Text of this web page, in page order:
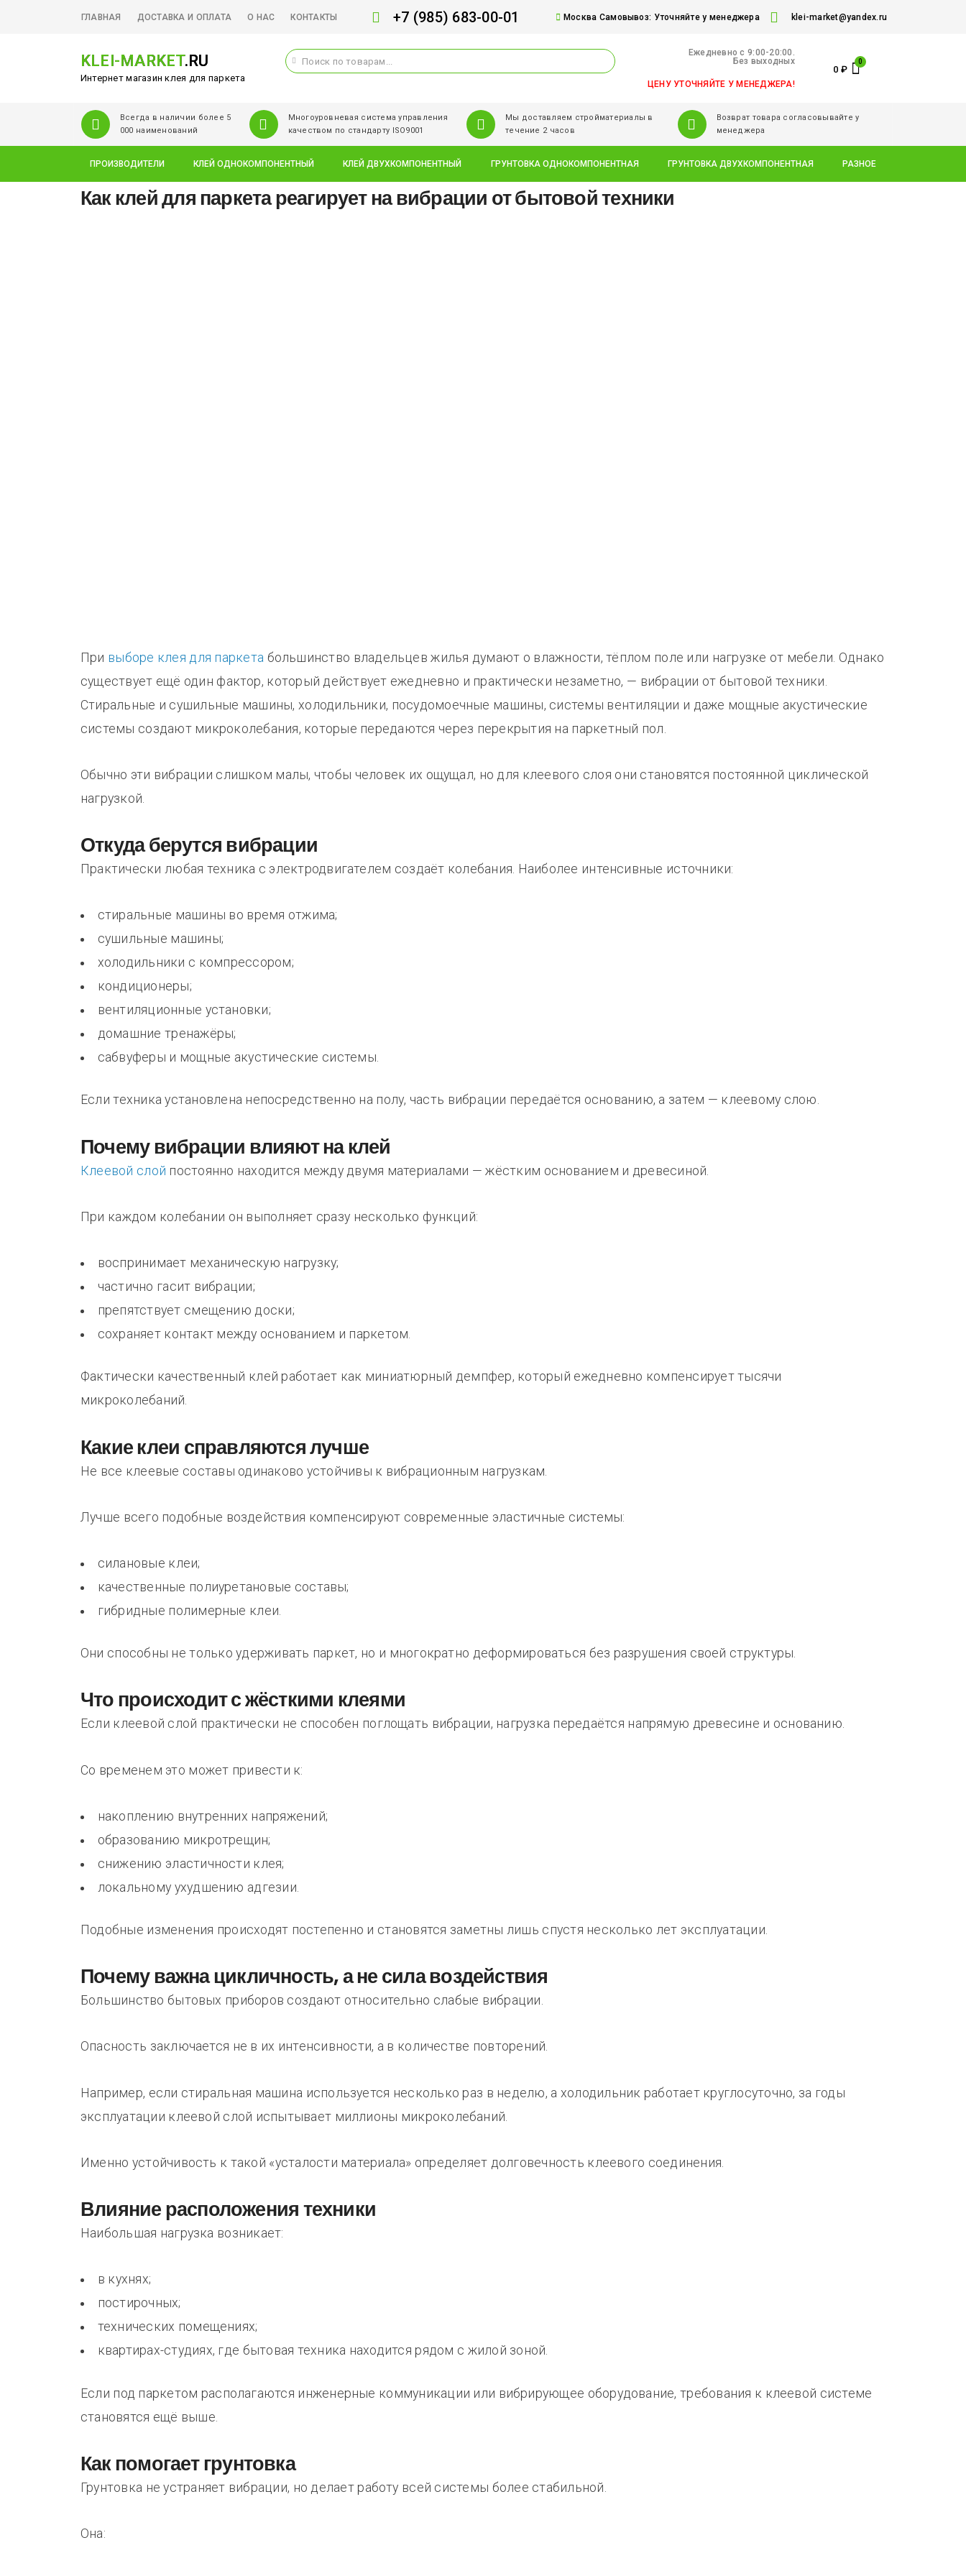
ГЛАВНАЯ ДОСТАВКА И ОПЛАТА О НАС КОНТАКТЫ +7 (985) 683-00-01 Москва Самовывоз: Уточняйте у менеджера klei-market@yandex.ru
KLEI-MARKET.RU
Интернет магазин клея для паркета
Ежедневно c 9:00-20:00.
Без выходных
ЦЕНУ УТОЧНЯЙТЕ У МЕНЕДЖЕРА!
0₽
Всегда в наличии более 5
000 наименований
Многоуровневая система управления
качеством по стандарту ISO9001
Мы доставляем стройматериалы в
течение 2 часов
Возврат товара согласовывайте у
менеджера
ПРОИЗВОДИТЕЛИ КЛЕЙ ОДНОКОМПОНЕНТНЫЙ КЛЕЙ ДВУХКОМПОНЕНТНЫЙ ГРУНТОВКА ОДНОКОМПОНЕНТНАЯ ГРУНТОВКА ДВУХКОМПОНЕНТНАЯ РАЗНОЕ
Как клей для паркета реагирует на вибрации от бытовой техники
При выборе клея для паркета большинство владельцев жилья думают о влажности, тёплом поле или нагрузке от мебели. Однако
существует ещё один фактор, который действует ежедневно и практически незаметно, — вибрации от бытовой техники.
Стиральные и сушильные машины, холодильники, посудомоечные машины, системы вентиляции и даже мощные акустические
системы создают микроколебания, которые передаются через перекрытия на паркетный пол.
Обычно эти вибрации слишком малы, чтобы человек их ощущал, но для клеевого слоя они становятся постоянной циклической
нагрузкой.
Откуда берутся вибрации
Практически любая техника с электродвигателем создаёт колебания. Наиболее интенсивные источники:
стиральные машины во время отжима;
сушильные машины;
холодильники с компрессором;
кондиционеры;
вентиляционные установки;
домашние тренажёры;
сабвуферы и мощные акустические системы.
Если техника установлена непосредственно на полу, часть вибрации передаётся основанию, а затем — клеевому слою.
Почему вибрации влияют на клей
Клеевой слой постоянно находится между двумя материалами — жёстким основанием и древесиной.
При каждом колебании он выполняет сразу несколько функций:
воспринимает механическую нагрузку;
частично гасит вибрации;
препятствует смещению доски;
сохраняет контакт между основанием и паркетом.
Фактически качественный клей работает как миниатюрный демпфер, который ежедневно компенсирует тысячи
микроколебаний.
Какие клеи справляются лучше
Не все клеевые составы одинаково устойчивы к вибрационным нагрузкам.
Лучше всего подобные воздействия компенсируют современные эластичные системы:
силановые клеи;
качественные полиуретановые составы;
гибридные полимерные клеи.
Они способны не только удерживать паркет, но и многократно деформироваться без разрушения своей структуры.
Что происходит с жёсткими клеями
Если клеевой слой практически не способен поглощать вибрации, нагрузка передаётся напрямую древесине и основанию.
Со временем это может привести к:
накоплению внутренних напряжений;
образованию микротрещин;
снижению эластичности клея;
локальному ухудшению адгезии.
Подобные изменения происходят постепенно и становятся заметны лишь спустя несколько лет эксплуатации.
Почему важна цикличность, а не сила воздействия
Большинство бытовых приборов создают относительно слабые вибрации.
Опасность заключается не в их интенсивности, а в количестве повторений.
Например, если стиральная машина используется несколько раз в неделю, а холодильник работает круглосуточно, за годы
эксплуатации клеевой слой испытывает миллионы микроколебаний.
Именно устойчивость к такой «усталости материала» определяет долговечность клеевого соединения.
Влияние расположения техники
Наибольшая нагрузка возникает:
в кухнях;
постирочных;
технических помещениях;
квартирах-студиях, где бытовая техника находится рядом с жилой зоной.
Если под паркетом располагаются инженерные коммуникации или вибрирующее оборудование, требования к клеевой системе
становятся ещё выше.
Как помогает грунтовка
Грунтовка не устраняет вибрации, но делает работу всей системы более стабильной.
Она: